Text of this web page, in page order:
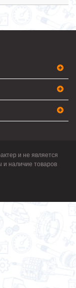
и не является
наличие товаров